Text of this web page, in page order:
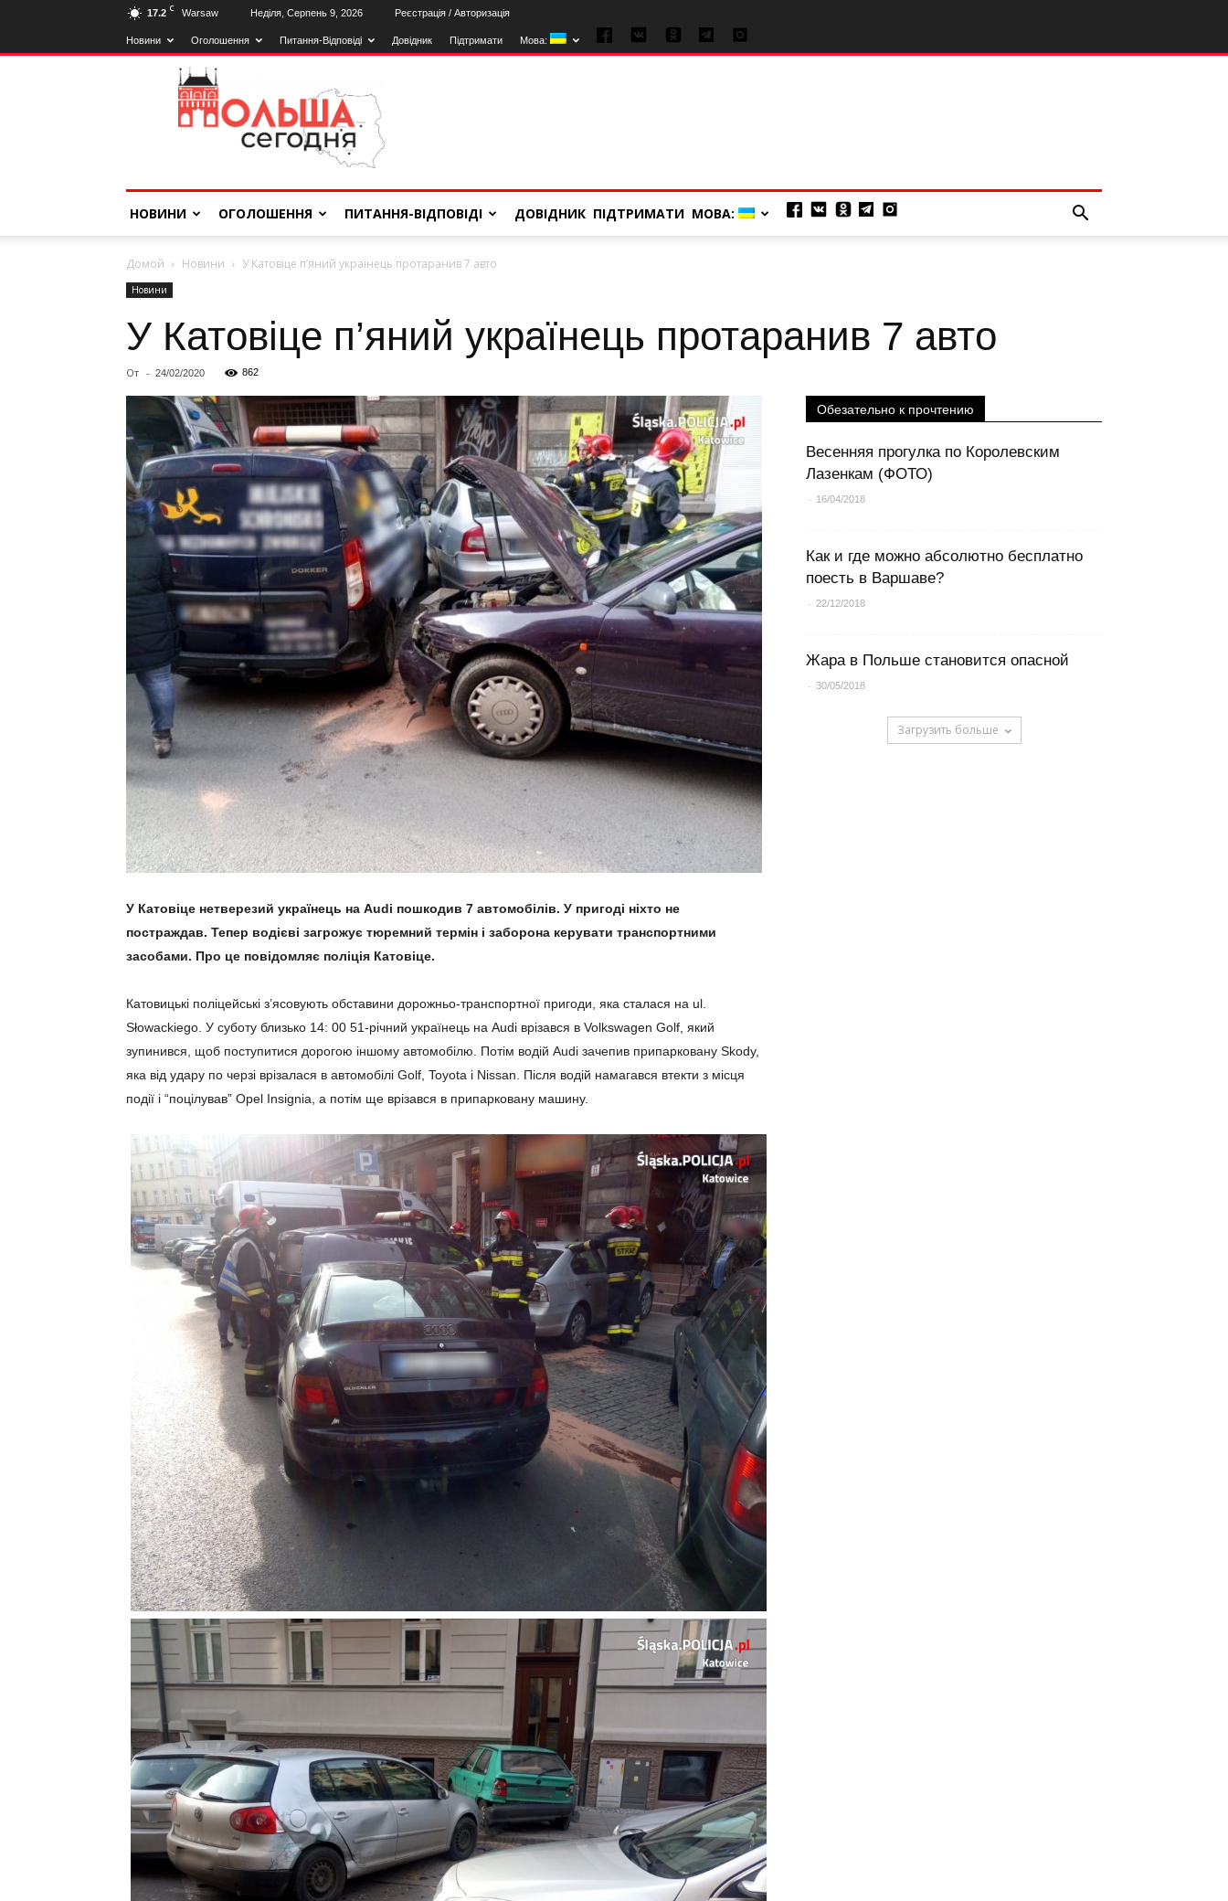
17.2 C Warsaw Неділя, Серпень 9, 2026 Реєстрація / Авторизація
Новини Оголошення Питання-Відповіді Довідник Підтримати Мова:
Польща
Сьогодні
НОВИНИ ОГОЛОШЕННЯ ПИТАННЯ-ВІДПОВІДІ ДОВІДНИК ПІДТРИМАТИ МОВА:
Домой Новини У Катовіце п’яний українець протаранив 7 авто
Новини
У Катовіце п’яний українець протаранив 7 авто
От - 24/02/2020 862
У Катовіце нетверезий українець на Audi пошкодив 7 автомобілів. У пригоді ніхто не
постраждав. Тепер водієві загрожує тюремний термін і заборона керувати транспортними
засобами. Про це повідомляє поліція Катовіце.
Катовицькі поліцейські з’ясовують обставини дорожньо-транспортної пригоди, яка сталася на ul.
Słowackiego. У суботу близько 14: 00 51-річний українець на Audi врізався в Volkswagen Golf, який
зупинився, щоб поступитися дорогою іншому автомобілю. Потім водій Audi зачепив припарковану Skody,
яка від удару по черзі врізалася в автомобілі Golf, Toyota і Nissan. Після водій намагався втекти з місця
події і “поцілував” Opel Insignia, а потім ще врізався в припарковану машину.
Обезательно к прочтению
Весенняя прогулка по Королевским
Лазенкам (ФОТО)
- 16/04/2018
Как и где можно абсолютно бесплатно
поесть в Варшаве?
- 22/12/2018
Жара в Польше становится опасной
- 30/05/2018
Загрузить больше